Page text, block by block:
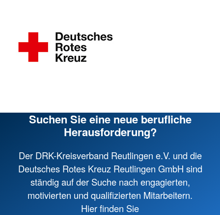
Suchen Sie eine neue berufliche
Herausforderung?
Der DRK-Kreisverband Reutlingen e.V. und die
Deutsches Rotes Kreuz Reutlingen GmbH sind
ständig auf der Suche nach engagierten,
motivierten und qualifizierten Mitarbeitern.
Hier finden Sie